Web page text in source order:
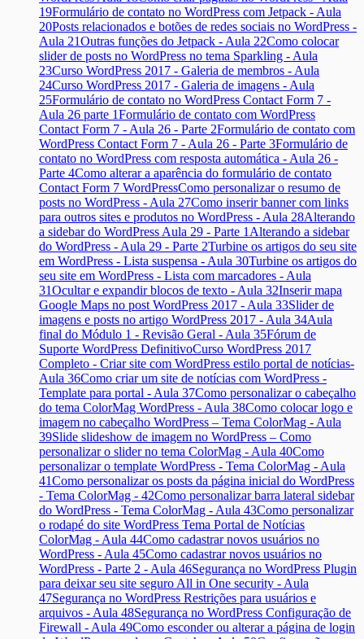
19Formulário de contato no WordPress com Jetpack - Aula
20Posts relacionados e botões de redes sociais no WordPress -
Aula 21Outras funções do Jetpack - Aula 22Como colocar
slider de posts no WordPress no tema Sparkling - Aula
23Curso WordPress 2017 - Galeria de membros - Aula
24Curso WordPress 2017 - Galeria de imagens - Aula
25Formulário de contato no WordPress Contact Form 7 -
Aula 26 parte 1Formulário de contato com WordPress
Contact Form 7 - Aula 26 - Parte 2Formulário de contato com
WordPress Contact Form 7 - Aula 26 - Parte 3Formulário de
contato no WordPress com resposta automática - Aula 26 -
Parte 4Como alterar a aparência do formulário de contato
Contact Form 7 WordPressComo personalizar o resumo de
posts no WordPress - Aula 27Como inserir banner com links
para outros sites e produtos no WordPress - Aula 28Alterando
a sidebar do WordPress Aula 29 - Parte 1 Alterando a sidebar
do WordPress - Aula 29 - Parte 2Turbine os artigos do seu site
em WordPress - Lista suspensa - Aula 30Turbine os artigos do
seu site em WordPress - Lista com marcadores - Aula
31Ocultar e expandir blocos de texto - Aula 32Inserir mapa
Google Maps no post WordPress 2017 - Aula 33Slider de
imagens e posts no artigo WordPress 2017 - Aula 34Aula
final do Módulo 1 - Revisão Geral - Aula 35Fórum de
Suporte WordPress DefinitivoCurso WordPress 2017
Completo - Criar site com WordPress estilo portal de notícias-
Aula 36Como criar um site de notícias com WordPress -
Template para portal - Aula 37Como personalizar o cabeçalho
do tema ColorMag WordPress - Aula 38Como colocar logo e
imagem no cabeçalho WordPress – Tema ColorMag - Aula
39Slide slideshow de imagem no WordPress – Como
personalizar o slider no tema ColorMag - Aula 40Como
personalizar o template WordPress - Tema ColorMag - Aula
41Como personalizar os posts da página inicial do WordPress
- Tema ColorMag - 42Como personalizar barra lateral sidebar
do WordPress - Tema ColorMag - Aula 43Como personalizar
o rodapé do site WordPress Tema Portal de Notícias
ColorMag - Aula 44Como cadastrar novos usuários no
WordPress - Aula 45Como cadastrar novos usuários no
WordPress - Parte 2 - Aula 46Segurança no WordPress Plugin
para deixar seu site seguro All in One security - Aula
47Segurança no WordPress Restrições para usuários e
arquivos - Aula 48Segurança no WordPress Configuração de
Firewall - Aula 49Como esconder ou alterar a página de login